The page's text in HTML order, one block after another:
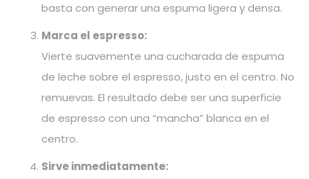
basta con generar una espuma ligera y densa.
Marca el espresso:
Vierte suavemente una cucharada de espuma
de leche sobre el espresso, justo en el centro. No
remuevas. El resultado debe ser una superficie
de espresso con una “mancha” blanca en el
centro.
Sirve inmediatamente: